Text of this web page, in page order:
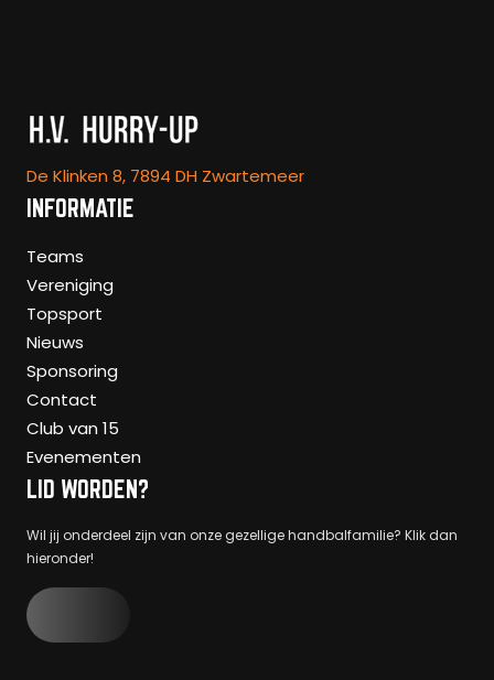
De Klinken 8, 7894 DH Zwartemeer
INFORMATIE
Teams
Vereniging
Topsport
Nieuws
Sponsoring
Contact
Club van 15
Evenementen
LID WORDEN?
Wil jij onderdeel zijn van onze gezellige handbalfamilie? Klik dan
hieronder!